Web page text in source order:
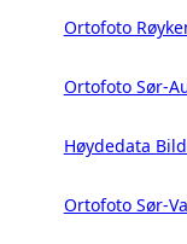
Ortofoto
Ortofoto Sør-
Høydedata
Ortofoto Sør-